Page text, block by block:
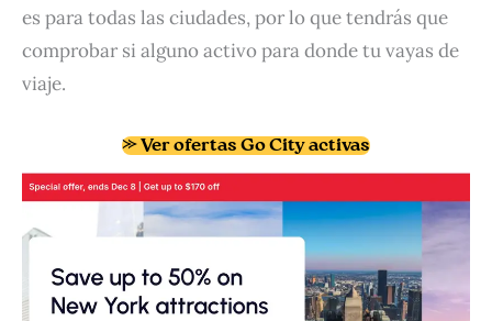
es para todas las ciudades, por lo que tendrás que
comprobar si alguno activo para donde tu vayas de
viaje.
⪼ Ver ofertas Go City activas